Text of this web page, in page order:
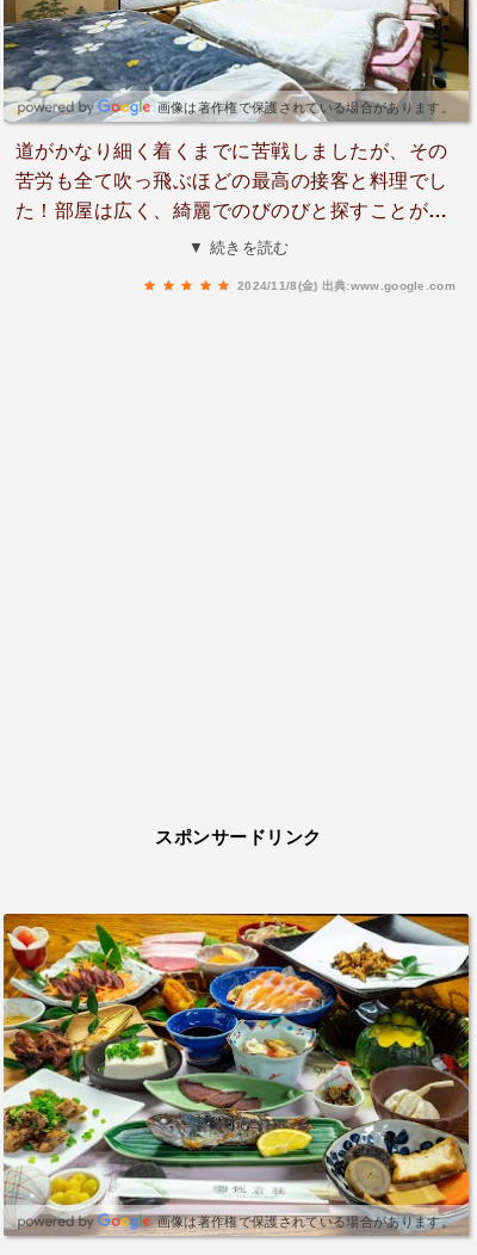
画像は著作権で保護されている場合があります。
道がかなり細く着くまでに苦戦しましたが、その
苦労も全て吹っ飛ぶほどの最高の接客と料理でし
た！部屋は広く、綺麗でのびのびと探すことがで
きました。冷蔵庫は共同で使うものが設置してあ
▼ 続きを読む
2024/11/8(金) 出典:www.google.com
スポンサードリンク
画像は著作権で保護されている場合があります。